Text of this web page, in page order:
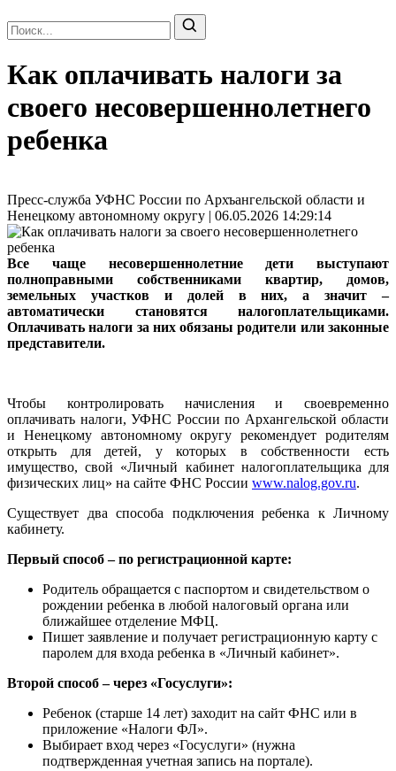
Как оплачивать налоги за
своего несовершеннолетнего
ребенка
Пресс-служба УФНС России по Архъангельской области и
Ненецкому автономному округу | 06.05.2026 14:29:14
Все чаще несовершеннолетние дети выступают
полноправными собственниками квартир, домов,
земельных участков и долей в них, а значит –
автоматически становятся налогоплательщиками.
Оплачивать налоги за них обязаны родители или законные
представители.
Чтобы контролировать начисления и своевременно
оплачивать налоги, УФНС России по Архангельской области
и Ненецкому автономному округу рекомендует родителям
открыть для детей, у которых в собственности есть
имущество, свой «Личный кабинет налогоплательщика для
физических лиц» на сайте ФНС России www.nalog.gov.ru.
Существует два способа подключения ребенка к Личному
кабинету.
Первый способ – по регистрационной карте:
Родитель обращается с паспортом и свидетельством о
рождении ребенка в любой налоговый органа или
ближайшее отделение МФЦ.
Пишет заявление и получает регистрационную карту с
паролем для входа ребенка в «Личный кабинет».
Второй способ – через «Госуслуги»:
Ребенок (старше 14 лет) заходит на сайт ФНС или в
приложение «Налоги ФЛ».
Выбирает вход через «Госуслуги» (нужна
подтвержденная учетная запись на портале).